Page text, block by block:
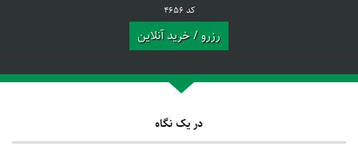
کد 4656
رزرو / خرید آنلاین
در یک نگاه